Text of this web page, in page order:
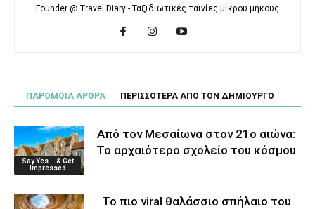
Founder @ Travel Diary - Ταξιδιωτικές ταινίες μικρού μήκους
ΠΑΡΟΜΟΙΑ ΑΡΘΡΑ ΠΕΡΙΣΣΟΤΕΡΑ ΑΠΟ ΤΟΝ ΔΗΜΙΟΥΡΓΟ
Say Yes ...& Get
Impressed
Από τον Μεσαίωνα στον 21ο αιώνα:
Το αρχαιότερο σχολείο του κόσμου
Το πιο viral θαλάσσιο σπήλαιο του